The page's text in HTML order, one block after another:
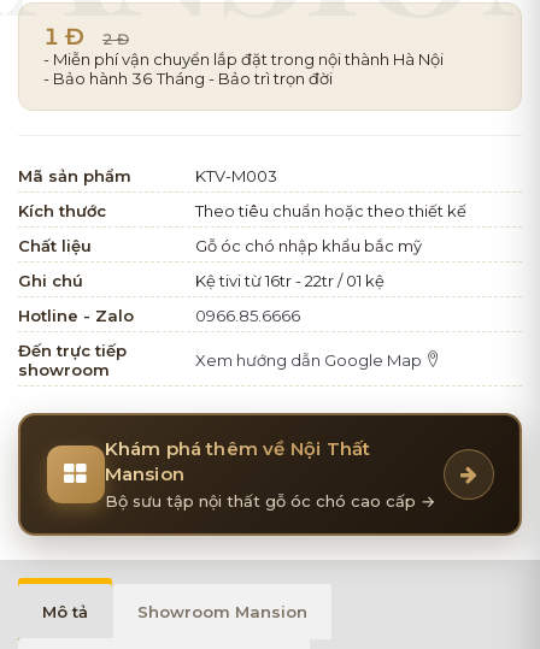
1 Đ 2 Đ
- Miễn phí vận chuyển lắp đặt trong nội thành Hà Nội
- Bảo hành 36 Tháng - Bảo trì trọn đời
Mã sản phẩm
KTV-M003
Kích thước
Theo tiêu chuẩn hoặc theo thiết kế
Chất liệu
Gỗ óc chó nhập khẩu bắc mỹ
Ghi chú
Kệ tivi từ 16tr - 22tr / 01 kệ
Hotline - Zalo
0966.85.6666
Đến trực tiếp
showroom
Xem hướng dẫn Google Map
Khám phá thêm về Nội Thất
Mansion
Bộ sưu tập nội thất gỗ óc chó cao cấp →
Mô tả Showroom Mansion